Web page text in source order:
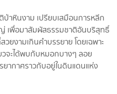
าหินงาม เปรียบเสมือนการหลีก
เพื่อมาสัมผัสธรรมชาติอันบริสุทธิ์
ยงามเกินคำบรรยาย โดยเฉพาะ
จะได้พบกับหมอกบางๆ ลอย
ากาศราวกับอยู่ในดินแดนแห่ง